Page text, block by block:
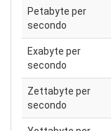
Petabyte per
secondo
Exabyte per
secondo
Zettabyte per
secondo